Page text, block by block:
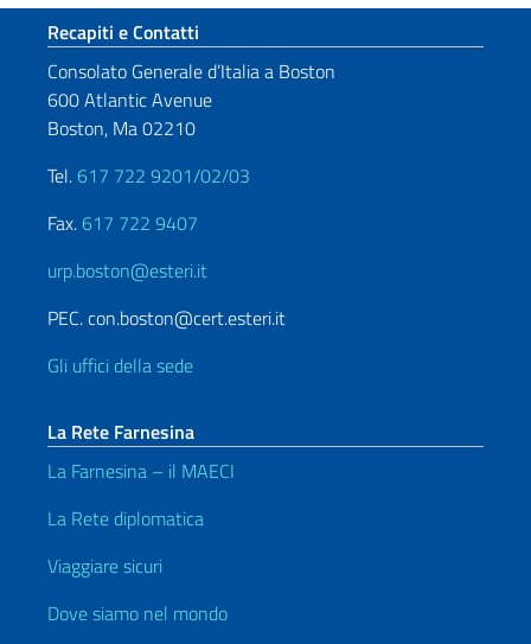
Sezione footer
Recapiti e Contatti
Consolato Generale d’Italia a Boston
600 Atlantic Avenue
Boston, Ma 02210
Tel. 617 722 9201/02/03
Fax. 617 722 9407
urp.boston@esteri.it
PEC. con.boston@cert.esteri.it
Gli uffici della sede
La Rete Farnesina
La Farnesina – il MAECI
La Rete diplomatica
Viaggiare sicuri
Dove siamo nel mondo